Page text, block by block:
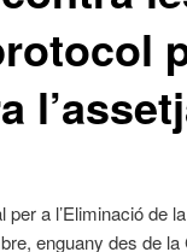
a l’Eliminació de
enguany des de la